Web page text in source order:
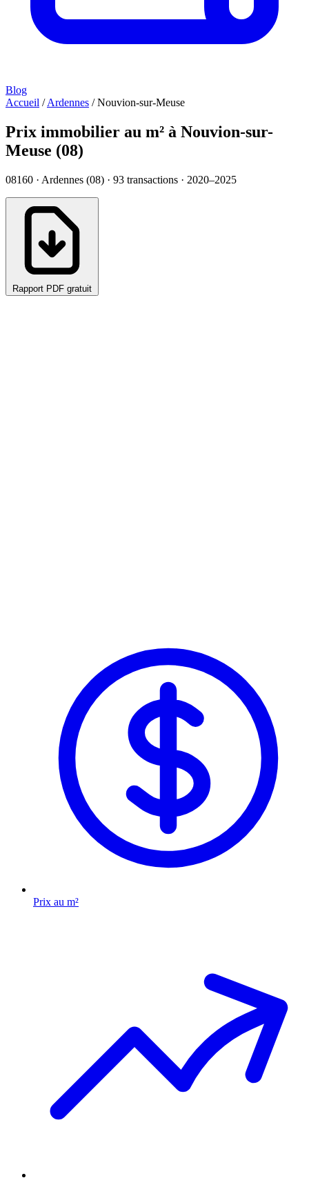
Blog
Accueil / Ardennes / Nouvion-sur-Meuse
Prix immobilier au m² à Nouvion-sur-
Meuse (08)
08160 · Ardennes (08) · 93 transactions · 2020–2025
Rapport PDF gratuit
Prix au m²